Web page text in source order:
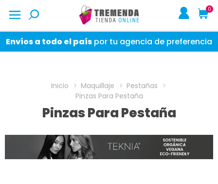
0
Envíos a todo el país por tu agencia de preferencia
Inicio Maquillaje
Pestañas
Pinzas Para Pestaña
Pinzas Para Pestaña